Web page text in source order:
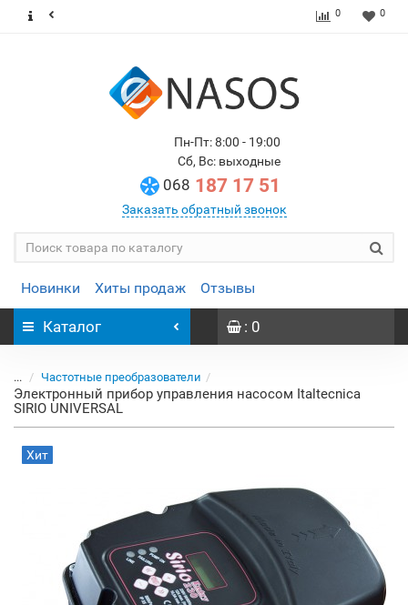
0 0
Пн-Пт: 8:00 - 19:00
Сб, Вс: выходные
068 187 17 51
Заказать обратный звонок
Новинки Хиты продаж Отзывы
Каталог : 0
... Частотные преобразователи
Электронный прибор управления насосом Italtecnica
SIRIO UNIVERSAL
Хит